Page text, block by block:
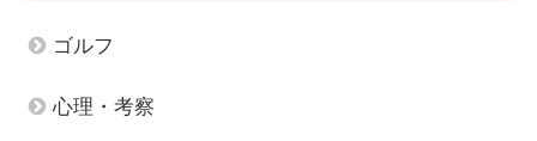
ゴルフ
心理・考察